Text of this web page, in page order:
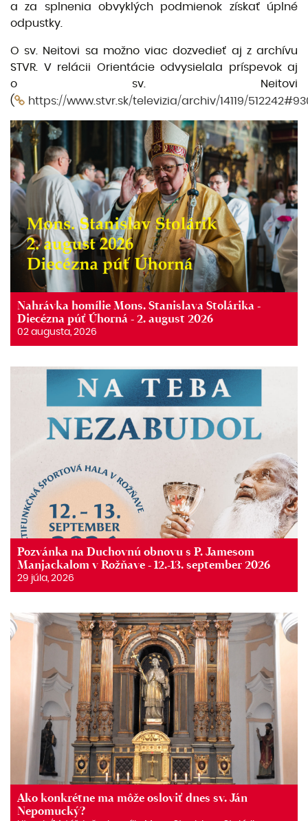
a za splnenia obvyklých podmienok získať úplné
odpustky.
O sv. Neitovi sa možno viac dozvedieť aj z archívu
STVR. V relácii Orientácie odvysielala príspevok aj
o sv. Neitovi
(
https://www.stvr.sk/televizia/archiv/14119/
Nahrávka homílie Mons. Stanislava Stolárika -
Diecézna púť Úhorná - 2. august 2026
02 augusta, 2026
Pozvánka na Duchovnú obnovu s P. Jamesom
Manjackalom v Rožňave - 12.-13. september 2026
29 júla, 2026
Ako konkrétne ma môže osloviť dnes sv. Ján
Nepomucký?